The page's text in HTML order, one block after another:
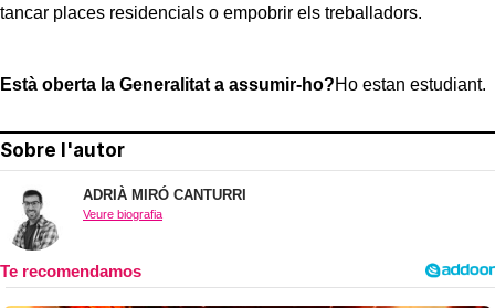
tancar places residencials o empobrir els treballadors.
Està oberta la Generalitat a assumir-ho?Ho estan estudiant.
Sobre l'autor
ADRIÀ MIRÓ CANTURRI
Veure biografia